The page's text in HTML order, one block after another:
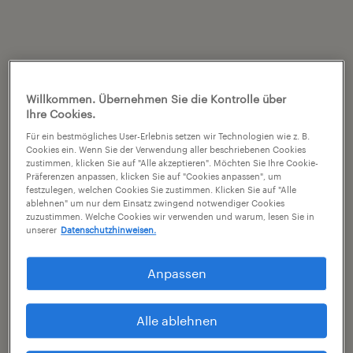
Willkommen. Übernehmen Sie die Kontrolle über
Ihre Cookies.
Für ein bestmögliches User-Erlebnis setzen wir Technologien wie z. B.
Cookies ein. Wenn Sie der Verwendung aller beschriebenen Cookies
zustimmen, klicken Sie auf "Alle akzeptieren". Möchten Sie Ihre Cookie-
Präferenzen anpassen, klicken Sie auf "Cookies anpassen", um
festzulegen, welchen Cookies Sie zustimmen. Klicken Sie auf "Alle
ablehnen" um nur dem Einsatz zwingend notwendiger Cookies
zuzustimmen. Welche Cookies wir verwenden und warum, lesen Sie in
unserer Datenschutzhinweisen.
Anpassen
Alle ablehnen